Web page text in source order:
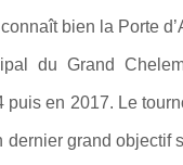
bien la Porte
du Grand
puis en 2017. Le
dernier grand objectif